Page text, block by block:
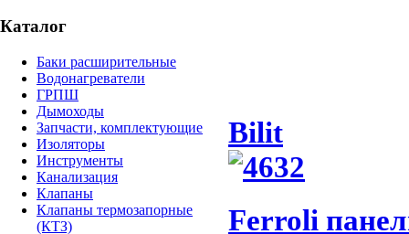
Каталог
Баки расширительные
Водонагреватели
ГРПШ
Дымоходы
Запчасти, комплектующие
Изоляторы
Инструменты
Канализация
Клапаны
Клапаны термозапорные
(КТЗ)
Bilit
Ferroli